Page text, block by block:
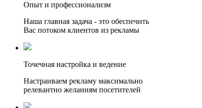
Опыт и профессионализм
Наша главная задача - это обеспечить
Вас потоком клиентов из рекламы
Точечная настройка и ведение
Настраиваем рекламу максимально
релевантно желаниям посетителей